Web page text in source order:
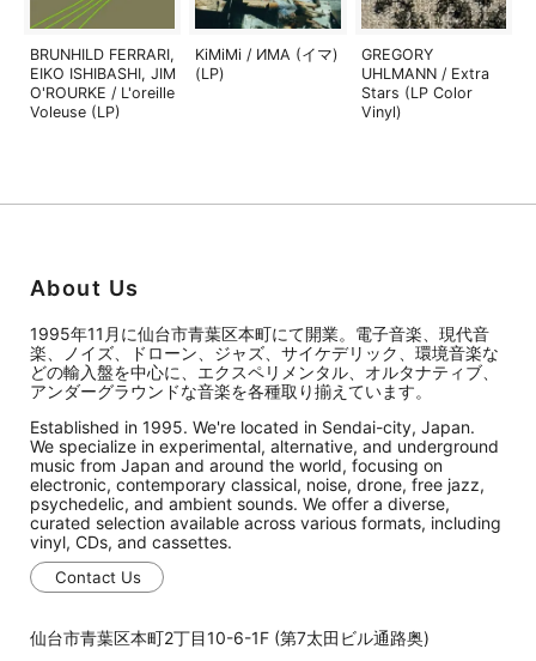
BRUNHILD FERRARI,
EIKO ISHIBASHI, JIM
O'ROURKE / L'oreille
Voleuse (LP)
KiMiMi / ИМА (イマ)
(LP)
GREGORY
UHLMANN / Extra
Stars (LP Color
Vinyl)
About Us
1995年11月に仙台市青葉区本町にて開業。電子音楽、現代音
楽、ノイズ、ドローン、ジャズ、サイケデリック、環境音楽な
どの輸入盤を中心に、エクスペリメンタル、オルタナティブ、
アンダーグラウンドな音楽を各種取り揃えています。
Established in 1995. We're located in Sendai-city, Japan.
We specialize in experimental, alternative, and underground
music from Japan and around the world, focusing on
electronic, contemporary classical, noise, drone, free jazz,
psychedelic, and ambient sounds. We offer a diverse,
curated selection available across various formats, including
vinyl, CDs, and cassettes.
Contact Us
仙台市青葉区本町2丁目10-6-1F (第7太田ビル通路奥)